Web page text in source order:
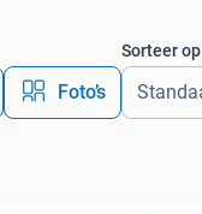
Foto’s
Sorteer op